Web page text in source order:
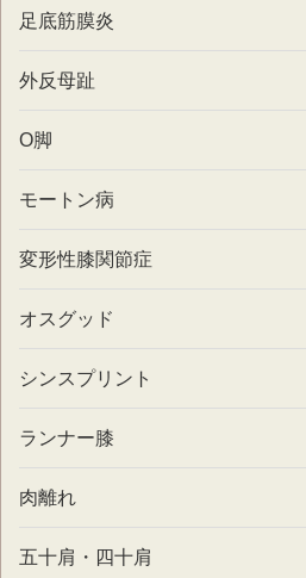
足底筋膜炎
外反母趾
O脚
モートン病
変形性膝関節症
オスグッド
シンスプリント
ランナー膝
肉離れ
五十肩・四十肩